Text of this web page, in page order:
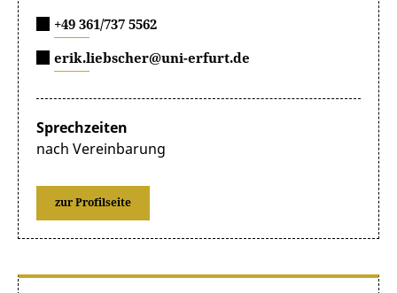
+49 361/737 5562
erik.liebscher@uni-erfurt.de
Sprechzeiten
nach Vereinbarung
zur Profilseite